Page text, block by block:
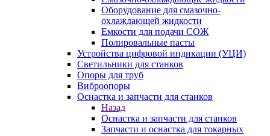
Оборудование для смазочно-
охлаждающей жидкости
Емкости для подачи СОЖ
Полировальные пасты
Устройства цифровой индикации (УЦИ)
Светильники для станков
Опоры для труб
Виброопоры
Оснастка и запчасти для станков
Назад
Оснастка и запчасти для станков
Запчасти и оснастка для токарных